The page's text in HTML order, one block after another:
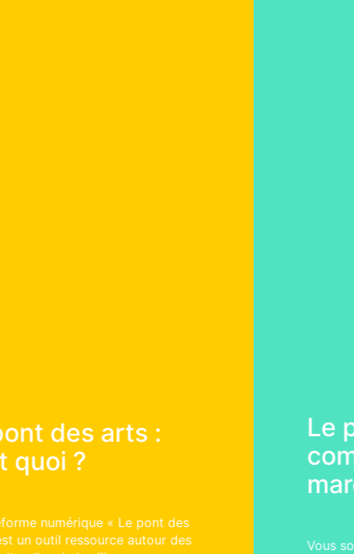
Le pont des arts :
comment ça
Vous souhaitez construire avec nous les